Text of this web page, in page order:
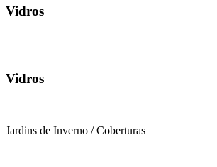
Vidros
Vidros
Jardins de Inverno / Coberturas